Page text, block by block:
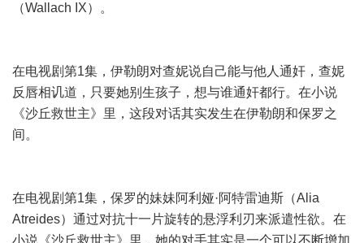
（Wallach IX）。
在电视剧第1集，伊勒朗对查妮说自己能与他人通奸，查妮
反唇相讥道，只要她别生孩子，想与谁通奸都行。在小说
《沙丘救世主》里，这段对话其实发生在伊勒朗和保罗之
间。
在电视剧第1集，保罗的妹妹阿利娅·阿特雷迪斯（Alia
Atreides）通过对抗十一片旋转的悬浮利刃来派遣性欲。在
小说《沙丘救世主》里，她的对手其实是一个可以不断增加